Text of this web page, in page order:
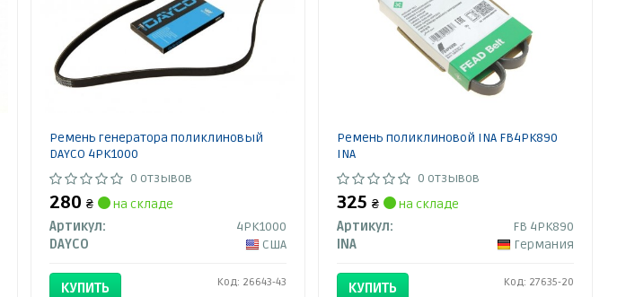
Ремень генератора поликлиновый
DAYCO 4PK1000
0 отзывов
280₴
на складе
Артикул:
4PK1000
DAYCO
США
КУПИТЬ Код: 26643-43
Ремень поликлиновой INA FB4PK890
INA
0 отзывов
325₴
на складе
Артикул:
FB 4PK890
INA
Германия
КУПИТЬ Код: 27635-20